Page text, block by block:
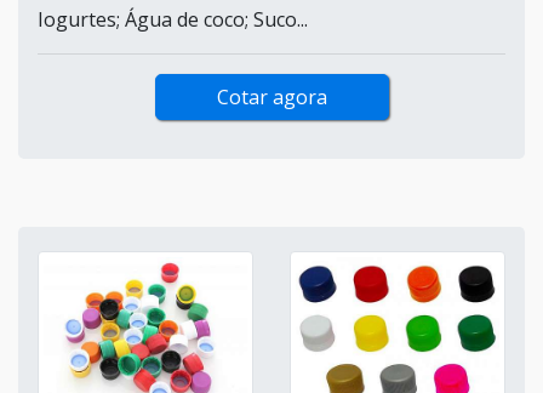
Iogurtes; Água de coco; Suco...
Cotar agora